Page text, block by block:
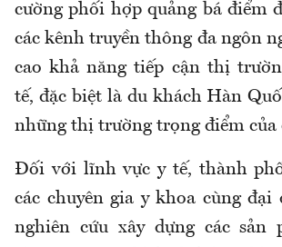
cường phối hợp quảng bá điểm
các kênh truyền thông đa ngôn
cao khả năng tiếp cận thị
tế, đặc biệt là du khách Hàn
những thị trường trọng điểm của
Đối với lĩnh vực y tế, thành
các chuyên gia y khoa cùng đại
nghiên cứu xây dựng các sản